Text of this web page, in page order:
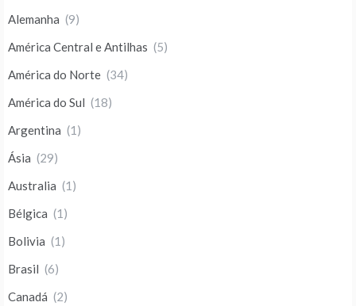
Alemanha (9)
América Central e Antilhas (5)
América do Norte (34)
América do Sul (18)
Argentina (1)
Ásia (29)
Australia (1)
Bélgica (1)
Bolivia (1)
Brasil (6)
Canadá (2)